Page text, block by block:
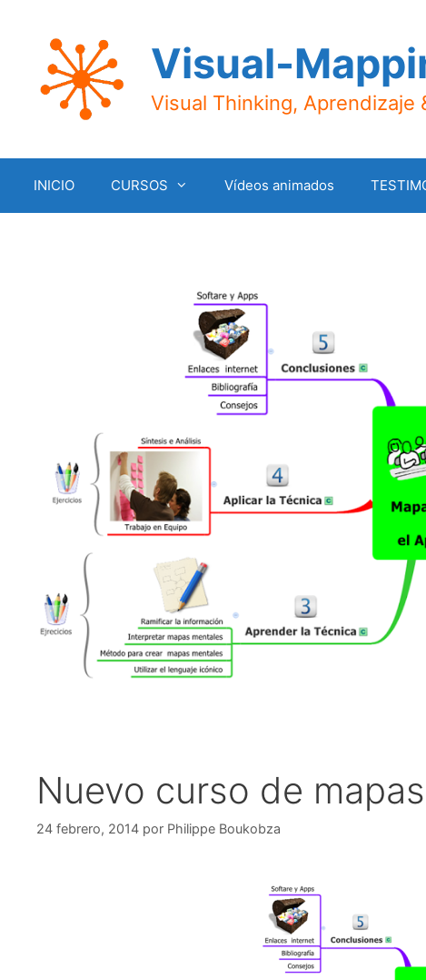
contenido
Visual-
Visual Thinking, Aprendizaje
INICIO CURSOS Vídeos animados
Nuevo curso de
24 febrero, 2014 por Philippe Boukobza